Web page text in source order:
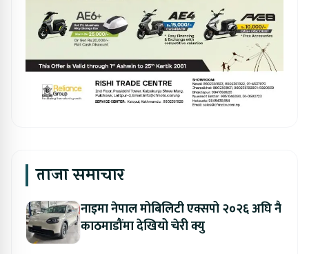
ताजा समाचार
नाइमा नेपाल मोबिलिटी एक्सपो २०२६ अघि नै
काठमाडौंमा देखियो चेरी क्यु